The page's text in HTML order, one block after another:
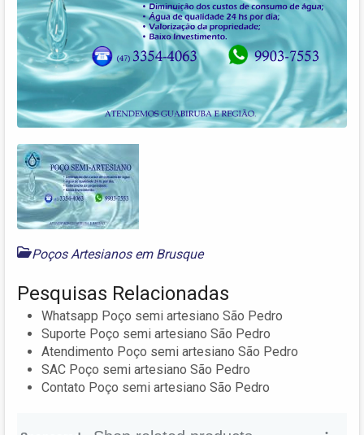
Poços Artesianos em Brusque
Pesquisas Relacionadas
Whatsapp Poço semi artesiano São Pedro
Suporte Poço semi artesiano São Pedro
Atendimento Poço semi artesiano São Pedro
SAC Poço semi artesiano São Pedro
Contato Poço semi artesiano São Pedro